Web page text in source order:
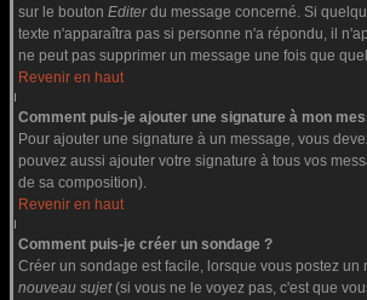
sur le bouton Editerdu message concerné. Si
texte n'apparaîtra pas si personne n'a répondu, il
ne peut pas supprimer un message une fois que
Revenir en haut
Comment puis-je ajouter une signature à mon
Pour ajouter une signature à un message, vous
pouvez aussi ajouter votre signature à tous vos
de sa composition).
Revenir en haut
Comment puis-je créer un sondage ?
Créer un sondage est facile, lorsque vous postez
nouveau sujet(si vous ne le voyez pas, c'est que